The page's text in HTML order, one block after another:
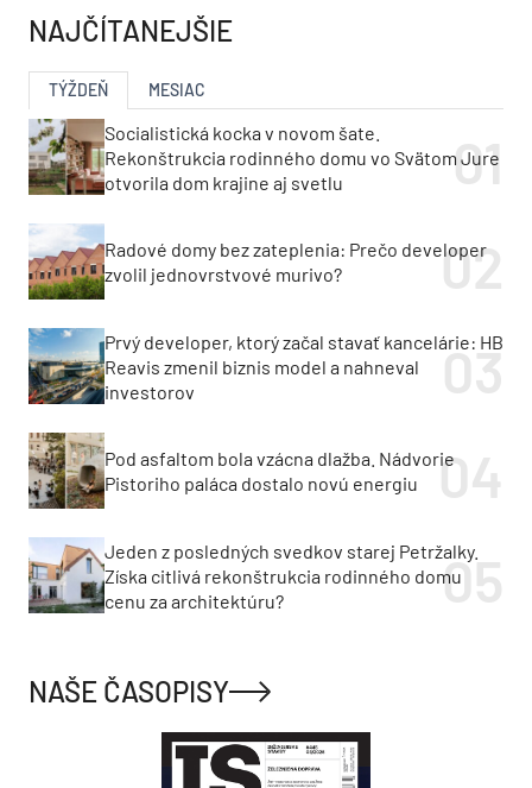
NAJČÍTANEJŠIE
TÝŽDEŇ MESIAC
Socialistická kocka v novom šate.
Rekonštrukcia rodinného domu vo Svätom Jure
otvorila dom krajine aj svetlu
Radové domy bez zateplenia: Prečo developer
zvolil jednovrstvové murivo?
Prvý developer, ktorý začal stavať kancelárie: HB
Reavis zmenil biznis model a nahneval
investorov
Pod asfaltom bola vzácna dlažba. Nádvorie
Pistoriho paláca dostalo novú energiu
Jeden z posledných svedkov starej Petržalky.
Získa citlivá rekonštrukcia rodinného domu
cenu za architektúru?
NAŠE ČASOPISY